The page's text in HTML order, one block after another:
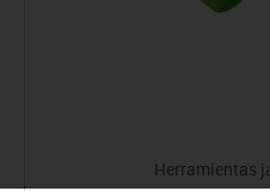
Herramientas